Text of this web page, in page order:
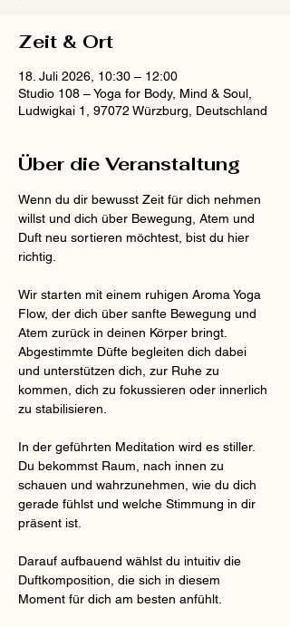
Zeit & Ort
18. Juli 2026, 10:30 – 12:00
Studio 108 – Yoga for Body, Mind & Soul,
Ludwigkai 1, 97072 Würzburg, Deutschland
Über die Veranstaltung
Wenn du dir bewusst Zeit für dich nehmen
willst und dich über Bewegung, Atem und
Duft neu sortieren möchtest, bist du hier
richtig.
Wir starten mit einem ruhigen Aroma Yoga
Flow, der dich über sanfte Bewegung und
Atem zurück in deinen Körper bringt.
Abgestimmte Düfte begleiten dich dabei
und unterstützen dich, zur Ruhe zu
kommen, dich zu fokussieren oder innerlich
zu stabilisieren.
In der geführten Meditation wird es stiller.
Du bekommst Raum, nach innen zu
schauen und wahrzunehmen, wie du dich
gerade fühlst und welche Stimmung in dir
präsent ist.
Darauf aufbauend wählst du intuitiv die
Duftkomposition, die sich in diesem
Moment für dich am besten anfühlt.